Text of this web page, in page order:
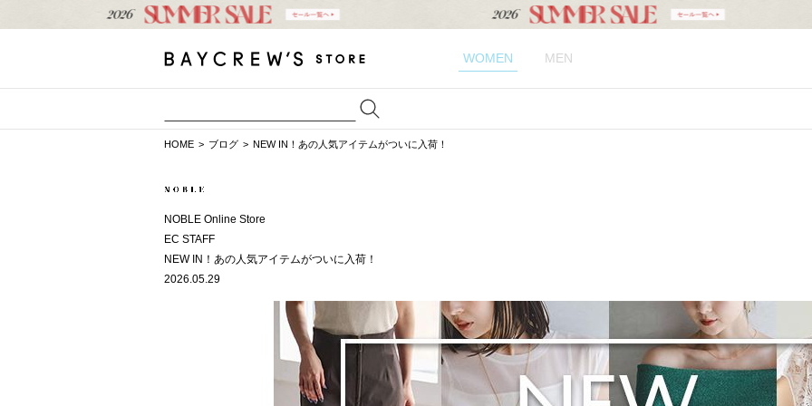
WOMEN MEN
HOME ブログ NEW IN！あの人気アイテムがついに入荷！
NOBLE Online Store
EC STAFF
NEW IN！あの人気アイテムがついに入荷！
2026.05.29